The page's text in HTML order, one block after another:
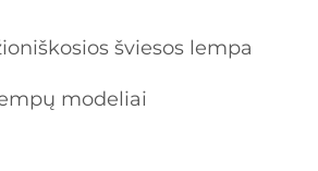
šviesos lempa
modeliai